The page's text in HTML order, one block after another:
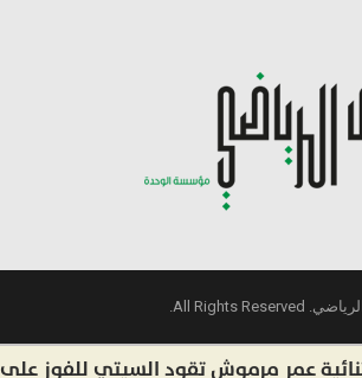
عمر مرموش تقود السيتي للفوز على أتلتيكو